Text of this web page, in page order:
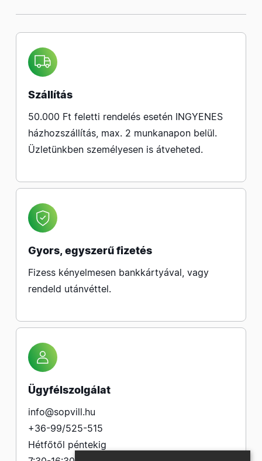
Szállítás
50.000 Ft feletti rendelés esetén INGYENES
házhozszállítás, max. 2 munkanapon belül.
Üzletünkben személyesen is átveheted.
Gyors, egyszerű fizetés
Fizess kényelmesen bankkártyával, vagy
rendeld utánvéttel.
Ügyfélszolgálat
info@sopvill.hu
+36-99/525-515
Hétfőtől péntekig